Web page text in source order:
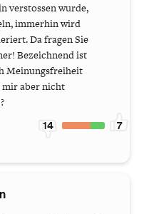
verstossen wurde,
immerhin wird
Da fragen Sie
Bezeichnend ist
Meinungsfreiheit
mir aber nicht
14 7